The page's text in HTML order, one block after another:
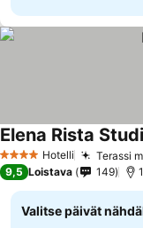
4 Tähtiluokitus
Hotelli Terassi
Elena Rista
9,5 Loistava 149
Valitse päivät